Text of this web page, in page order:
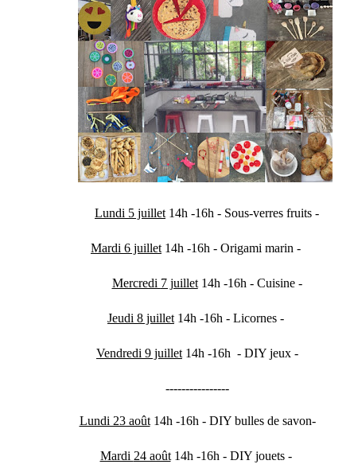
Lundi 5 juillet 14h -16h - Sous-verres fruits -
Mardi 6 juillet 14h -16h - Origami marin -
Mercredi 7 juillet 14h -16h - Cuisine -
Jeudi 8 juillet 14h -16h - Licornes -
Vendredi 9 juillet 14h -16h - DIY jeux -
----------------
Lundi 23 août14h -16h - DIY bulles de savon-
Mardi 24 août14h -16h - DIY jouets -